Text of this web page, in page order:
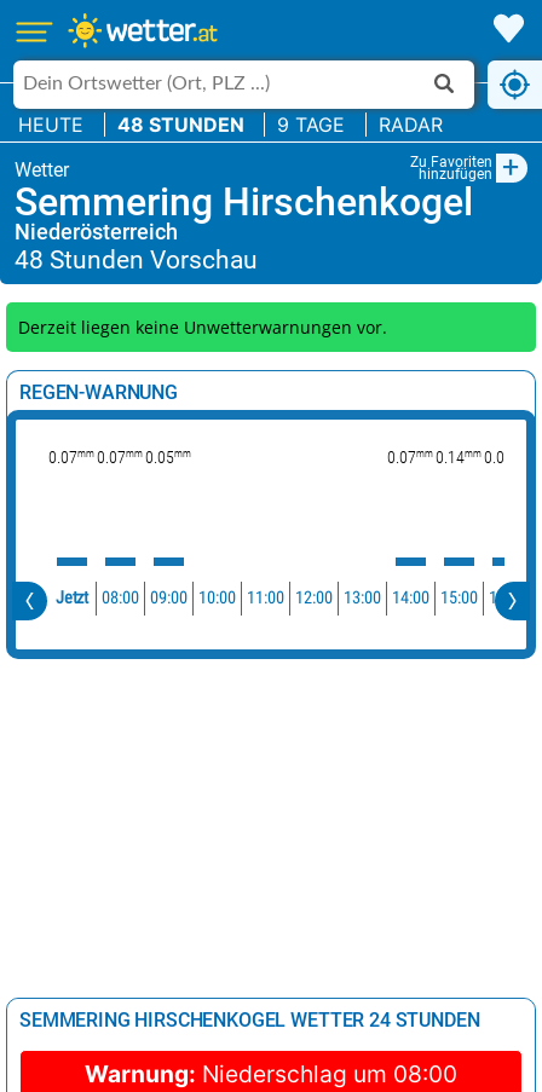
HEUTE 48 STUNDEN 9 TAGE RADAR
Zu Favoriten
hinzufügen +
Semmering Hirschenkogel
Niederösterreich
Derzeit liegen keine Unwetterwarnungen vor.
REGEN-WARNUNG
0.07mm 0.07mm 0.05mm 0.07mm 0.14mm 0.06
Jetzt 08:00 09:00 10:00 11:00 12:00 13:00 14:00 15:00 16:00
SEMMERING HIRSCHENKOGEL WETTER 24 STUNDEN
Warnung: Niederschlag um 08:00